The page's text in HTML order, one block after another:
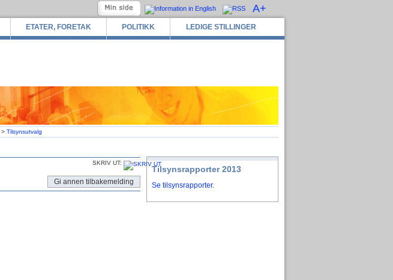
ETATER, FORETAK POLITIKK LEDIGE STILLINGER
A+
> Tilsynsutvalg
SKRIV UT:
Gi annen tilbakemelding
Tilsynsrapporter 2013
Se tilsynsrapporter.